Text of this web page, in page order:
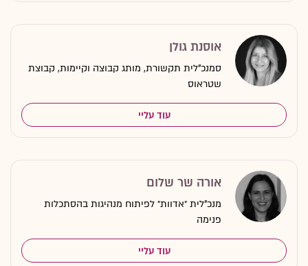
אוסנת גולן
סמנכ"לית תקשורת, מותג קבוצה וקיימות, קבוצת
שטראוס
עוד עליי
אורה שר שלום
מנכ"לית ״אדוות״ לפיתוח מנהיגות בהסתכלות
פנימה
עוד עליי